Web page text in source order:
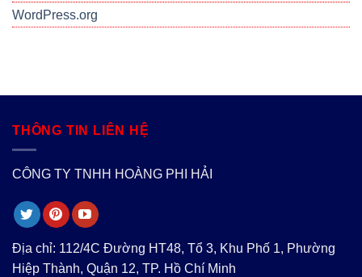
WordPress.org
THÔNG TIN LIÊN HỆ
CÔNG TY TNHH HOÀNG PHI HẢI
Địa chỉ: 112/4C Đường HT48, Tổ 3, Khu Phố 1, Phường
Hiệp Thành, Quận 12, TP. Hồ Chí Minh